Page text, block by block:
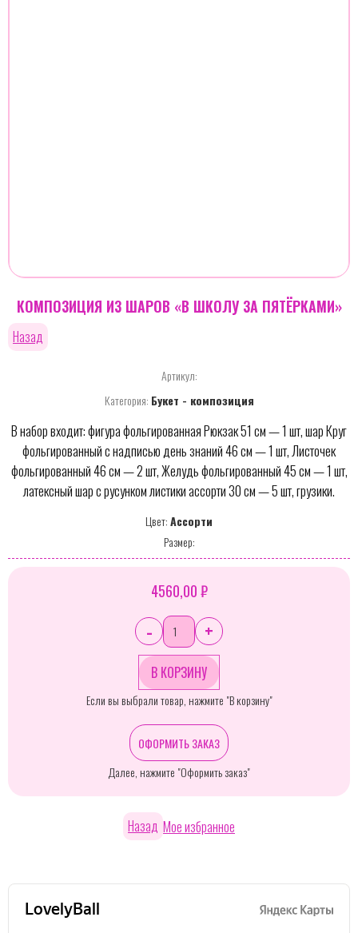
КОМПОЗИЦИЯ ИЗ ШАРОВ «В ШКОЛУ ЗА ПЯТЁРКАМИ»
Назад
Артикул:
Категория: Букет - композиция
В набор входит: фигура фольгированная Рюкзак 51 см — 1 шт, шар Круг
фольгированный с надписью день знаний 46 см — 1 шт, Листочек
фольгированный 46 см — 2 шт, Желудь фольгированный 45 см — 1 шт,
латексный шар с русунком листики ассорти 30 см — 5 шт, грузики.
Цвет:Ассорти
Размер:
4560,00 ₽
- +
Если вы выбрали товар, нажмите "В корзину"
ОФОРМИТЬ ЗАКАЗ
Далее, нажмите "Оформить заказ"
Назад Мое избранное